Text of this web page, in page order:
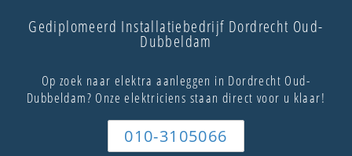
Gediplomeerd Installatiebedrijf Dordrecht Oud-
Dubbeldam
Op zoek naar elektra aanleggen in Dordrecht Oud-
Dubbeldam? Onze elektriciens staan direct voor u klaar!
010-3105066